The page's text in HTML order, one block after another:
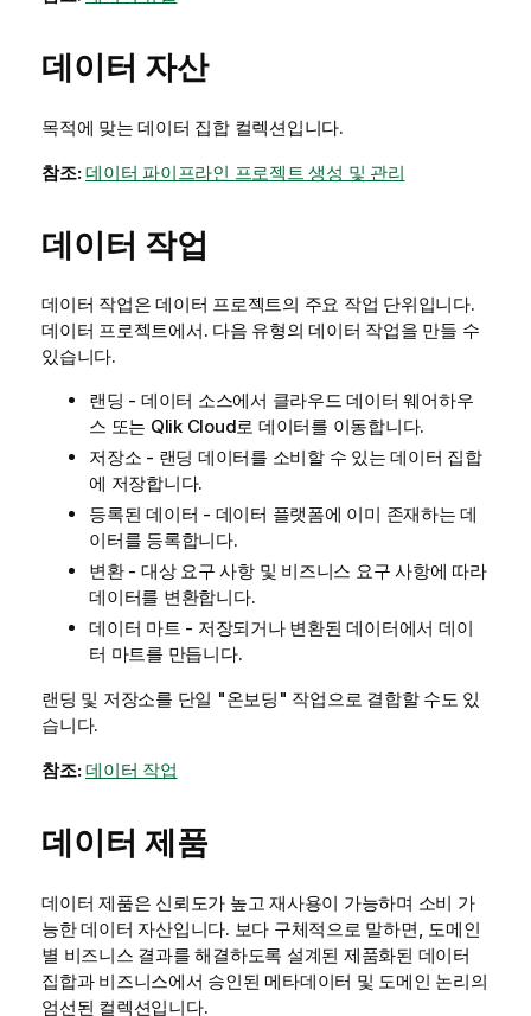
데이터 자산
목적에 맞는 데이터 집합 컬렉션입니다.
참조:데이터 파이프라인 프로젝트 생성 및 관리
데이터 작업
데이터 작업은 데이터 프로젝트의 주요 작업 단위입니다.
데이터 프로젝트에서. 다음 유형의 데이터 작업을 만들 수
있습니다.
랜딩 - 데이터 소스에서 클라우드 데이터 웨어하우
스 또는 Qlik Cloud로 데이터를 이동합니다.
저장소 - 랜딩 데이터를 소비할 수 있는 데이터 집합
에 저장합니다.
등록된 데이터 - 데이터 플랫폼에 이미 존재하는 데
이터를 등록합니다.
변환 - 대상 요구 사항 및 비즈니스 요구 사항에 따라
데이터를 변환합니다.
데이터 마트 - 저장되거나 변환된 데이터에서 데이
터 마트를 만듭니다.
랜딩 및 저장소를 단일 "온보딩" 작업으로 결합할 수도 있
습니다.
참조:데이터 작업
데이터 제품
데이터 제품은 신뢰도가 높고 재사용이 가능하며 소비 가
능한 데이터 자산입니다. 보다 구체적으로 말하면, 도메인
별 비즈니스 결과를 해결하도록 설계된 제품화된 데이터
집합과 비즈니스에서 승인된 메타데이터 및 도메인 논리의
엄선된 컬렉션입니다.